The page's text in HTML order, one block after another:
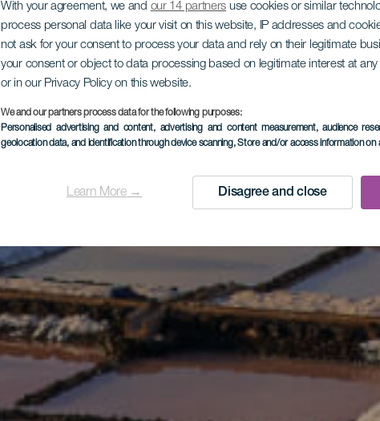
With your agreement, we and our 14 partners use cookies or similar
process personal data like your visit on this website, IP addresses and
not ask for your consent to process your data and rely on their legitimate
your consent or object to data processing based on legitimate interest at
or in our Privacy Policy on this website.
We and our partners process data for the following purposes:
Personalised advertising and content, advertising and content measurement, audience
geolocation data, and identification through device scanning, Store and/or access information on
Learn More → Disagree and close